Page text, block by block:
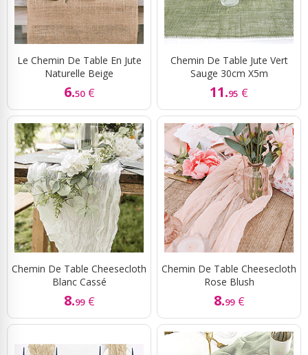
Le Chemin De Table En Jute
Naturelle Beige
6.50 €
Chemin De Table Jute Vert
Sauge 30cm X5m
11.95 €
Chemin De Table Cheesecloth
Blanc Cassé
8.99 €
Chemin De Table Cheesecloth
Rose Blush
8.99 €